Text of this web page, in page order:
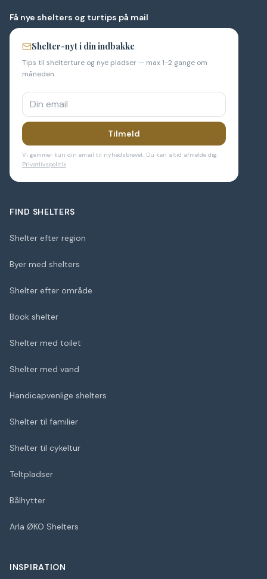
Få nye shelters og turtips på mail
Shelter-nyt i din indbakke
Tips til shelterture og nye pladser — max 1-2 gange om
måneden.
Tilmeld
Vi gemmer kun din email til nyhedsbrevet. Du kan altid afmelde dig.
Privatlivspolitik
FIND SHELTERS
Shelter efter region
Byer med shelters
Shelter efter område
Book shelter
Shelter med toilet
Shelter med vand
Handicapvenlige shelters
Shelter til familier
Shelter til cykeltur
Teltpladser
Bålhytter
Arla ØKO Shelters
INSPIRATION